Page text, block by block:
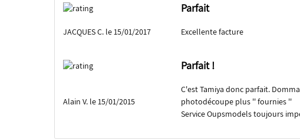
Parfait
JACQUES C. le 15/01/2017 Excellente facture
Parfait !
Alain V. le 15/01/2015
C'est Tamiya donc parfait.
photodécoupe plus '' fournies ''
Service Oupsmodels toujours